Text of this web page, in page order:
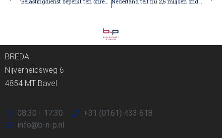
BREDA
Nijverheidsweg 6
4854 MT Bavel
08:30 - 17:30
+31 (0161) 433 618
info@b-n-p.nl